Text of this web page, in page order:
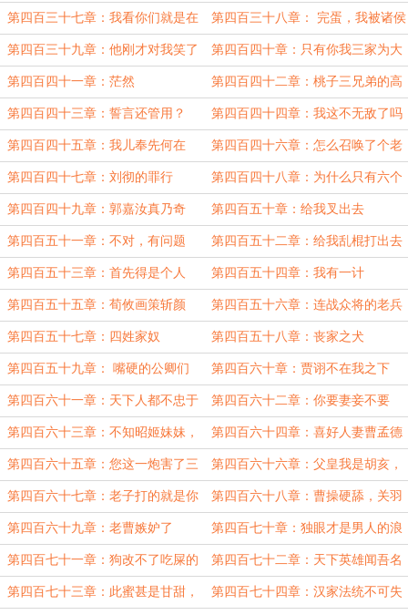
样 的妇人
第四百三十七章：我看你们就是在
想屁吃
第四百三十八章： 完蛋，我被诸侯
包围了
第四百三十九章：他刚才对我笑了 第四百四十章：只有你我三家为大
汉着想
第四百四十一章：茫然 第四百四十二章：桃子三兄弟的高
光
第四百四十三章：誓言还管用？ 第四百四十四章：我这不无敌了吗
第四百四十五章：我儿奉先何在 第四百四十六章：怎么召唤了个老
的刘彻
第四百四十七章：刘彻的罪行 第四百四十八章：为什么只有六个
明君
第四百四十九章：郭嘉汝真乃奇
才！
第四百五十章：给我叉出去
第四百五十一章：不对，有问题 第四百五十二章：给我乱棍打出去
第四百五十三章：首先得是个人 第四百五十四章：我有一计
第四百五十五章：荀攸画策斩颜
良、诛文丑
第四百五十六章：连战众将的老兵
油子
第四百五十七章：四姓家奴 第四百五十八章：丧家之犬
第四百五十九章： 嘴硬的公卿们 第四百六十章：贾诩不在我之下
第四百六十一章：天下人都不忠于
朕了吗
第四百六十二章：你要妻妾不要
第四百六十三章：不知昭姬妹妹，
可愿与我.....
第四百六十四章：喜好人妻曹孟德
第四百六十五章：您这一炮害了三
贤
第四百六十六章：父皇我是胡亥，
您打错人了
第四百六十七章：老子打的就是你
们这群昏君
第四百六十八章：曹操硬舔，关羽
脸绿
第四百六十九章：老曹嫉妒了 第四百七十章：独眼才是男人的浪
漫
第四百七十一章：狗改不了吃屎的
曹孟德
第四百七十二章：天下英雄闻吾名
无不丧胆！
第四百七十三章：此蜜甚是甘甜， 第四百七十四章：汉家法统不可失